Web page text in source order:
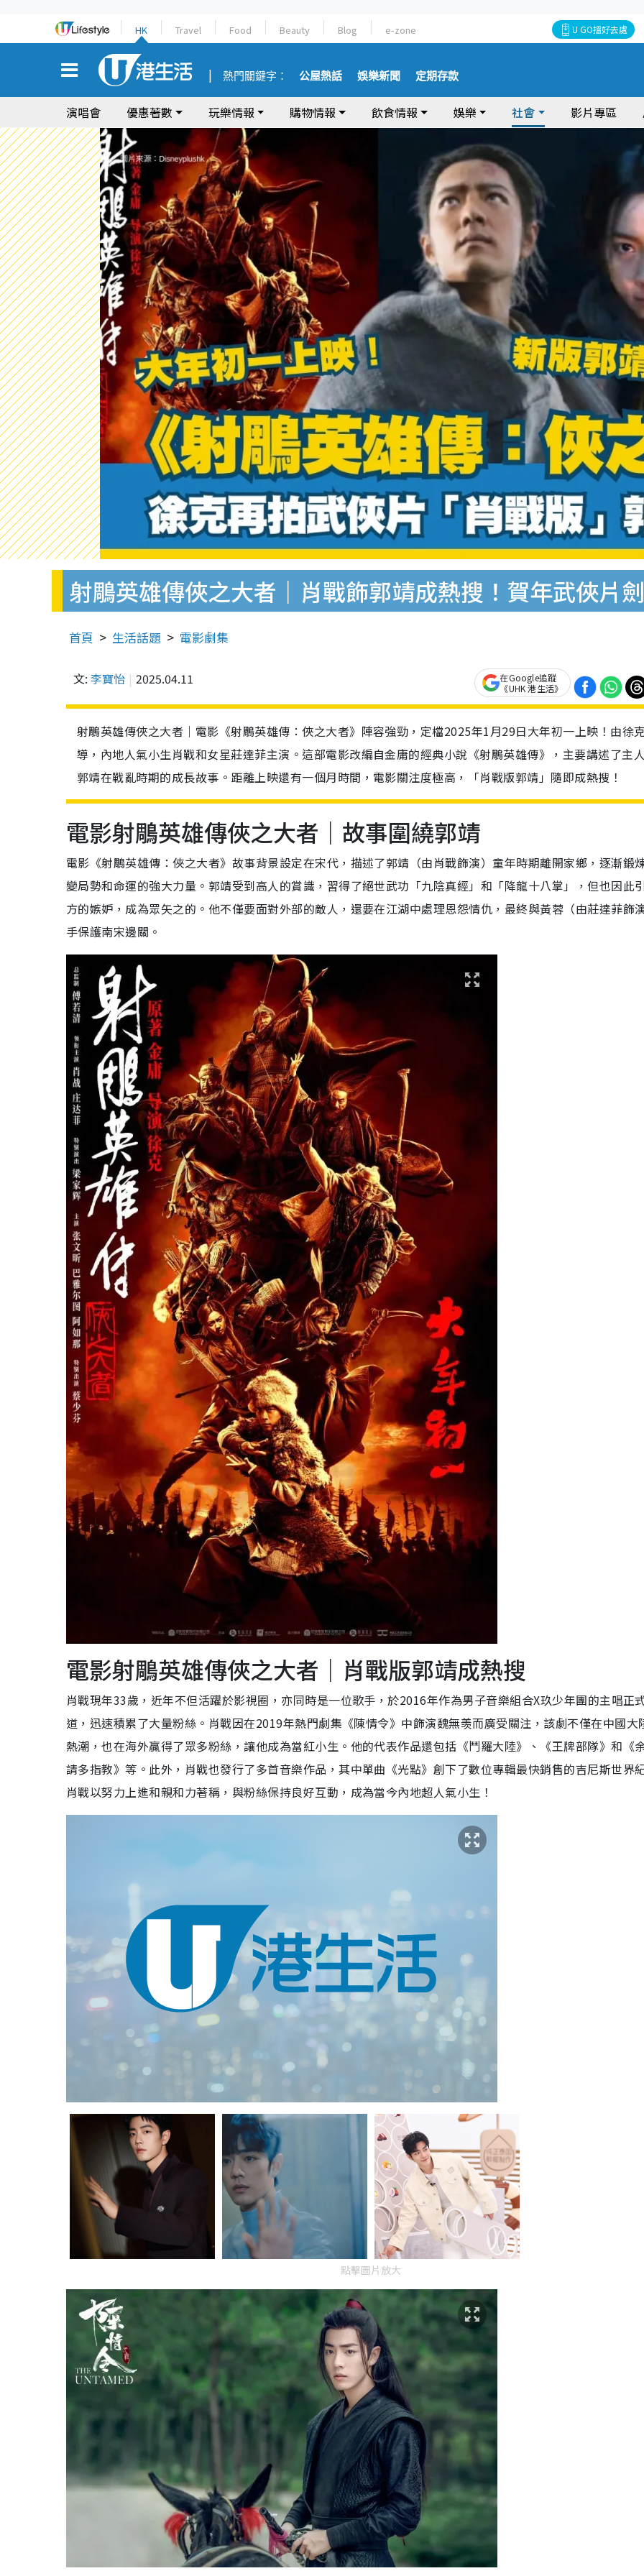
HK Travel Food Beauty Blog e-zone U GO搵好去處
熱門關鍵字： 公屋熱話 娛樂新聞 定期存款
演唱會 優惠著數 玩樂情報 購物情報 飲食情報 娛樂 社會 影片專區
射鵰英雄傳俠之大者｜肖戰飾郭靖成熱搜！賀年武俠片
首頁 生活話題 電影劇集
文: 李寶怡 2025.04.11
在Google追蹤
《UHK 港生活》
射鵰英雄傳俠之大者｜電影《射鵰英雄傳：俠之大者》陣容強勁，定檔2025年1月29日大年初一上映！由徐
導，內地人氣小生肖戰和女星莊達菲主演。這部電影改編自金庸的經典小說《射鵰英雄傳》，主要講述了主
郭靖在戰亂時期的成長故事。距離上映還有一個月時間，電影關注度極高，「肖戰版郭靖」隨即成熱搜！
電影射鵰英雄傳俠之大者｜故事圍繞郭靖
電影《射鵰英雄傳：俠之大者》故事背景設定在宋代，描述了郭靖（由肖戰飾演）童年時期離開家鄉，逐漸鍛
變局勢和命運的強大力量。郭靖受到高人的賞識，習得了絕世武功「九陰真經」和「降龍十八掌」，但也因此
方的嫉妒，成為眾矢之的。他不僅要面對外部的敵人，還要在江湖中處理恩怨情仇，最終與黃蓉（由莊達菲飾
手保護南宋邊關。
電影射鵰英雄傳俠之大者｜肖戰版郭靖成熱搜
肖戰現年33歲，近年不但活躍於影視圈，亦同時是一位歌手，於2016年作為男子音樂組合X玖少年團的主唱正
道，迅速積累了大量粉絲。肖戰因在2019年熱門劇集《陳情令》中飾演魏無羡而廣受關注，該劇不僅在中國大
熱潮，也在海外贏得了眾多粉絲，讓他成為當紅小生。他的代表作品還包括《鬥羅大陸》、《王牌部隊》和《
請多指教》等。此外，肖戰也發行了多首音樂作品，其中單曲《光點》創下了數位專輯最快銷售的吉尼斯世界
肖戰以努力上進和親和力著稱，與粉絲保持良好互動，成為當今內地超人氣小生！
點擊圖片放大